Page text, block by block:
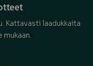
Kattavasti laadukkaita